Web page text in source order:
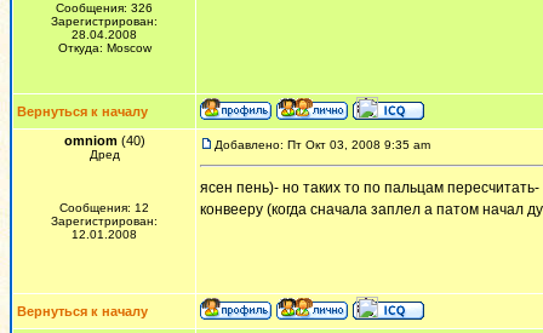
Сообщения: 326
Зарегистрирован:
28.04.2008
Откуда: Moscow
Вернуться к началу
omniom(40)
Дред
Сообщения: 12
Зарегистрирован:
12.01.2008
Добавлено: Пт Окт 03, 2008 9:35 am
ясен пень)- но таких то по пальцам
конвееру (когда сначала заплел а патом начал
Вернуться к началу